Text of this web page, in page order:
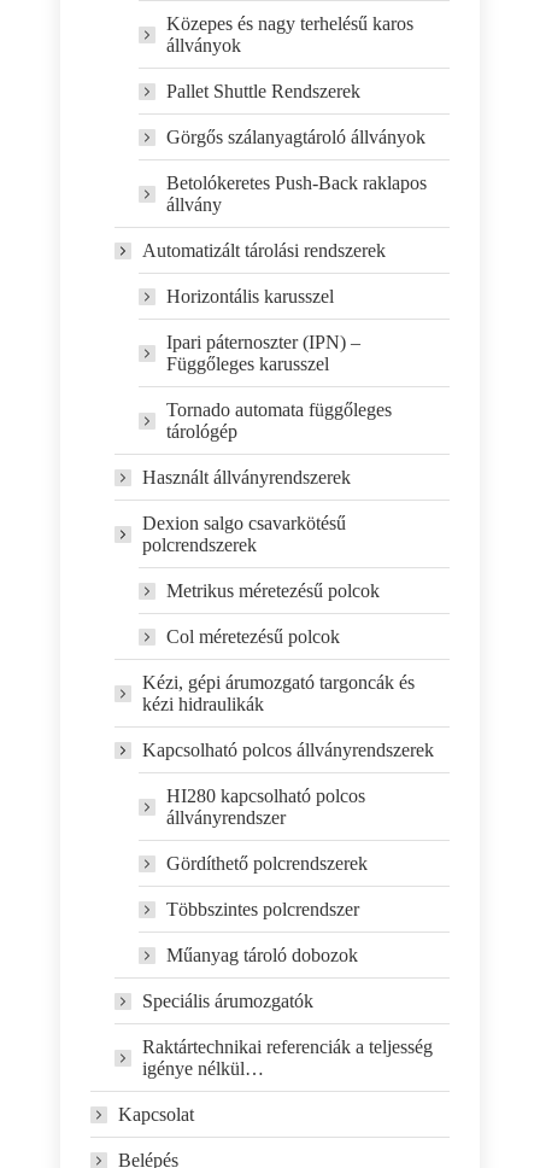
Közepes és nagy terhelésű karos
állványok
Pallet Shuttle Rendszerek
Görgős szálanyagtároló állványok
Betolókeretes Push-Back raklapos
állvány
Automatizált tárolási rendszerek
Horizontális karusszel
Ipari páternoszter (IPN) –
Függőleges karusszel
Tornado automata függőleges
tárológép
Használt állványrendszerek
Dexion salgo csavarkötésű
polcrendszerek
Metrikus méretezésű polcok
Col méretezésű polcok
Kézi, gépi árumozgató targoncák és
kézi hidraulikák
Kapcsolható polcos állványrendszerek
HI280 kapcsolható polcos
állványrendszer
Gördíthető polcrendszerek
Többszintes polcrendszer
Műanyag tároló dobozok
Speciális árumozgatók
Raktártechnikai referenciák a teljesség
igénye nélkül…
Kapcsolat
Belépés